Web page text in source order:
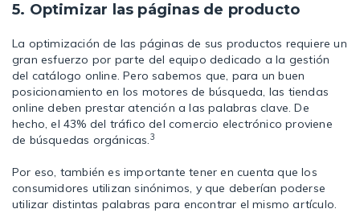
5. Optimizar las páginas de producto
La optimización de las páginas de sus productos requiere un
gran esfuerzo por parte del equipo dedicado a la gestión
del catálogo online. Pero sabemos que, para un buen
posicionamiento en los motores de búsqueda, las tiendas
online deben prestar atención a las palabras clave. De
hecho, el 43% del tráfico del comercio electrónico proviene
de búsquedas orgánicas.3
Por eso, también es importante tener en cuenta que los
consumidores utilizan sinónimos, y que deberían poderse
utilizar distintas palabras para encontrar el mismo artículo.